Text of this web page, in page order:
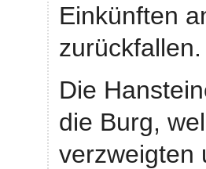
Einkünften
zurückfallen.
Die
die Burg,
verzweigten